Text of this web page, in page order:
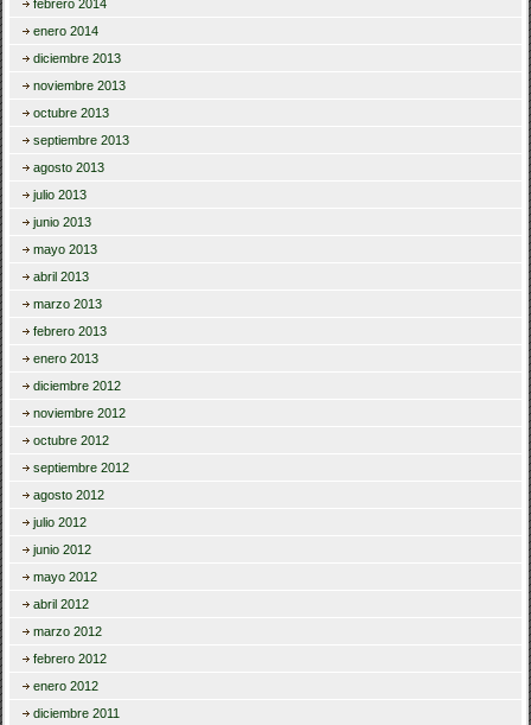
febrero 2014
enero 2014
diciembre 2013
noviembre 2013
octubre 2013
septiembre 2013
agosto 2013
julio 2013
junio 2013
mayo 2013
abril 2013
marzo 2013
febrero 2013
enero 2013
diciembre 2012
noviembre 2012
octubre 2012
septiembre 2012
agosto 2012
julio 2012
junio 2012
mayo 2012
abril 2012
marzo 2012
febrero 2012
enero 2012
diciembre 2011